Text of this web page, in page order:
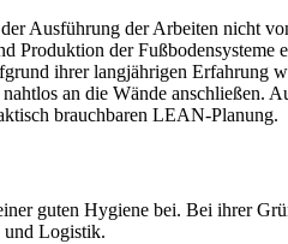
Ausführung der Arbeiten nicht
der
ihrer langjährigen Erfahrung
an die Wände anschließen.
brauchbaren LEAN-Planung.
guten Hygiene bei. Bei ihrer
und Logistik.